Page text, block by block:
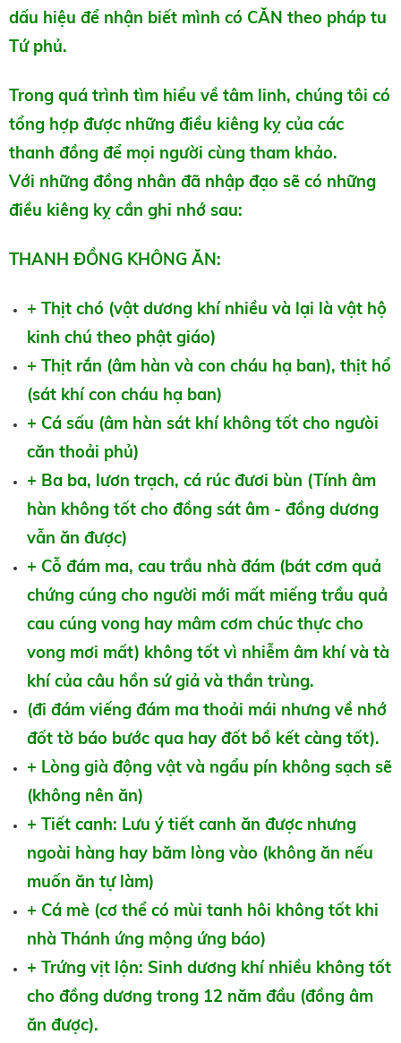
dấu hiệu để nhận biết mình có CĂN theo pháp tu
Tứ phủ.
Trong quá trình tìm hiểu về tâm linh, chúng tôi có
tổng hợp được những điều kiêng kỵ của các
thanh đồng để mọi người cùng tham khảo.
Với những đồng nhân đã nhập đạo sẽ có những
điều kiêng kỵ cần ghi nhớ sau:
THANH ĐỒNG KHÔNG ĂN:
+ Thịt chó (vật dương khí nhiều và lại là vật hộ
kinh chú theo phật giáo)
+ Thịt rắn (âm hàn và con cháu hạ ban), thịt hổ
(sát khí con cháu hạ ban)
+ Cá sấu (âm hàn sát khí không tốt cho ngưòi
căn thoải phủ)
+ Ba ba, lươn trạch, cá rúc đươi bùn (Tính âm
hàn không tốt cho đồng sát âm - đồng dương
vẫn ăn được)
+ Cỗ đám ma, cau trầu nhà đám (bát cơm quả
chứng cúng cho người mới mất miếng trầu quả
cau cúng vong hay mâm cơm chúc thực cho
vong mơi mất) không tốt vì nhiễm âm khí và tà
khí của câu hồn sứ giả và thần trùng.
(đi đám viếng đám ma thoải mái nhưng về nhớ
đốt tờ báo bước qua hay đốt bồ kết càng tốt).
+ Lòng già động vật và ngẩu pín không sạch sẽ
(không nên ăn)
+ Tiết canh: Lưu ý tiết canh ăn được nhưng
ngoài hàng hay băm lòng vào (không ăn nếu
muốn ăn tự làm)
+ Cá mè (cơ thể có mùi tanh hôi không tốt khi
nhà Thánh ứng mộng ứng báo)
+ Trứng vịt lộn: Sinh dương khí nhiều không tốt
cho đồng dương trong 12 năm đầu (đồng âm
ăn được).